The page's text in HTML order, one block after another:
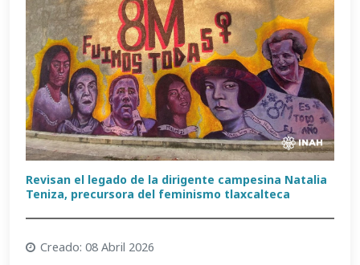
Revisan el legado de la dirigente campesina Natalia
Teniza, precursora del feminismo tlaxcalteca
Creado: 08 Abril 2026